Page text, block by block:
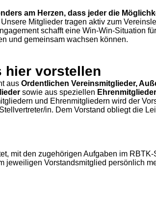
am Herzen, dass jeder die
Unsere Mitglieder tragen aktiv zum
schafft eine Win-Win-Situation
und gemeinsam wachsen können.
hier vorstellen
aus Ordentlichen Vereinsmitglieder,
sowie aus speziellen
und Ehrenmitgliedern wird der
in. Dem Vorstand obliegt die
mit den zugehörigen Aufgaben im
jeweiligen Vorstandsmitglied persönlich